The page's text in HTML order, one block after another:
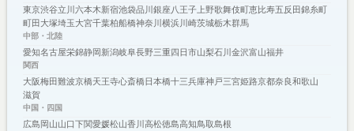
東京渋谷立川 六本木新宿池袋品川 銀座八王子上野歌舞伎町恵比寿五反田錦糸町
町田大塚埼玉大宮千葉柏船橋神奈川 横浜川崎茨城栃木群馬
中部・北陸
愛知名古屋栄錦静岡新潟岐阜長野三重四日市山梨石川 金沢富山福井
関西
大阪梅田難波京橋天王寺心斎橋日本橋十三兵庫神戸三宮姫路京都奈良和歌山
滋賀
中国・四国
広島 岡山山口下関愛媛松山香川 高松徳島高知鳥取島根